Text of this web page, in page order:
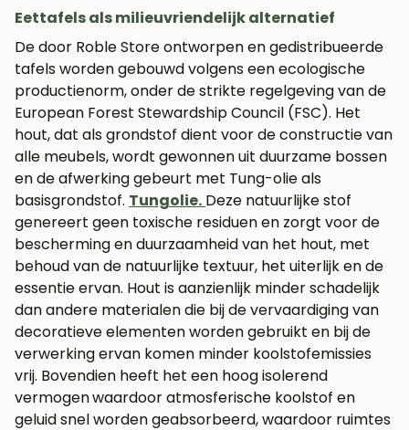
Eettafels als milieuvriendelijk alternatief
De door Roble Store ontworpen en gedistribueerde
tafels worden gebouwd volgens een ecologische
productienorm, onder de strikte regelgeving van de
European Forest Stewardship Council (FSC). Het
hout, dat als grondstof dient voor de constructie van
alle meubels, wordt gewonnen uit duurzame bossen
en de afwerking gebeurt met Tung-olie als
basisgrondstof. Tungolie. Deze natuurlijke stof
genereert geen toxische residuen en zorgt voor de
bescherming en duurzaamheid van het hout, met
behoud van de natuurlijke textuur, het uiterlijk en de
essentie ervan. Hout is aanzienlijk minder schadelijk
dan andere materialen die bij de vervaardiging van
decoratieve elementen worden gebruikt en bij de
verwerking ervan komen minder koolstofemissies
vrij. Bovendien heeft het een hoog isolerend
vermogenwaardoor atmosferische koolstof en
geluid snel worden geabsorbeerd, waardoor ruimtes